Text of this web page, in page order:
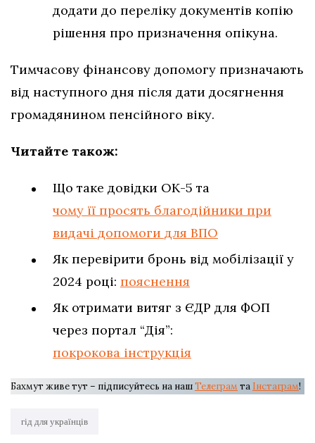
додати до переліку документів копію
рішення про призначення опікуна.
Тимчасову фінансову допомогу призначають
від наступного дня після дати досягнення
громадянином пенсійного віку.
Читайте також:
Що таке довідки ОК-5 та
чому її просять благодійники при
видачі допомоги для ВПО
Як перевірити бронь від мобілізації у
2024 році: пояснення
Як отримати витяг з ЄДР для ФОП
через портал “Дія”:
покрокова інструкція
Бахмут живе тут – підписуйтесь на нашТелеграм та Інстаграм!
гід для українців